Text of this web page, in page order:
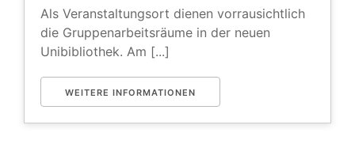
Als Veranstaltungsort dienen vorrausichtlich
die Gruppenarbeitsräume in der neuen
Unibibliothek. Am [...]
WEITERE INFORMATIONEN